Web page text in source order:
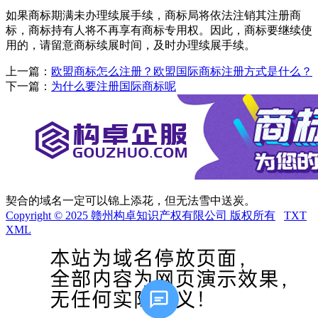
如果商标期满未办理续展手续，商标局将依法注销其注册商
标，商标持有人将不再享有商标专用权。因此，商标要继续使
用的，请留意商标续展时间，及时办理续展手续。
上一篇： 欧盟商标怎么注册？欧盟国际商标注册方式是什么？
下一篇： 为什么要注册国际商标呢
契合的域名一定可以锦上添花，但无法雪中送炭。
Copyright © 2025 赣州构卓知识产权有限公司 版权所有
TXT
XML